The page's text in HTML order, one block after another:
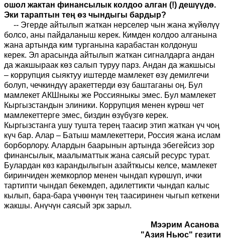
ошол жактан финансылык колдоо алган (!) дешүүдө.
Эки тараптын тең өз чындыгы бардыр?
-- Эгерде айтылып жаткан нерселер чын жана жүйөлүү
болсо, аны пайдаланыш керек. Кимден колдоо алганына
жана артында ким турганына карабастан колдонуш
керек. Эл арасында айтылып жаткан сигналдарга андан
да жакшыраак көз салып туруу парз. Андан да жакшысы
– коррупция сыяктуу иштерде мамлекет өзү демилгечи
болуп, чечкиндүү аракеттерди өзү баштаганы оң. Бул
мамлекет АКШныкы же Россияныкы эмес. Бул мамлекет
Кыргызстандын элиники. Коррупция менен күрөш чет
мамлекеттерге эмес, биздин өзүбүзгө керек.
Кыргызстанга ушу тушта терең таасир этип жаткан үч чоң
күч бар. Алар – Батыш мамлекеттери, Россия жана ислам
борборлору. Алардын баарынын артында эбегейсиз зор
финансылык, маалыматтык жана саясый ресурс турат.
Булардан көз карандылыгын азайткысы келсе, мамлекет
биринчиден жемкорлор менен чындап күрөшүп, ички
тартипти чындап бекемдеп, адилеттикти чындап калыс
кылып, бара-бара үчөөнүн тең таасиринен чыгып кеткени
жакшы. Анүчүн саясый эрк зарыл.
Мээрим Асанова
"Азия Ньюс" гезити